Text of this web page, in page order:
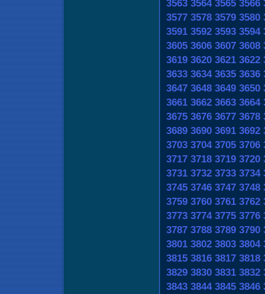
3563 3564 3565 3566
3577 3578 3579 3580
3591 3592 3593 3594
3605 3606 3607 3608
3619 3620 3621 3622
3633 3634 3635 3636
3647 3648 3649 3650
3661 3662 3663 3664
3675 3676 3677 3678
3689 3690 3691 3692
3703 3704 3705 3706
3717 3718 3719 3720
3731 3732 3733 3734
3745 3746 3747 3748
3759 3760 3761 3762
3773 3774 3775 3776
3787 3788 3789 3790
3801 3802 3803 3804
3815 3816 3817 3818
3829 3830 3831 3832
3843 3844 3845 3846